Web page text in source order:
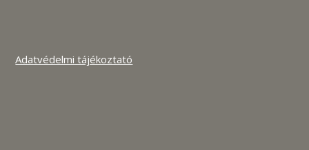
Adatvédelmi tájékoztató